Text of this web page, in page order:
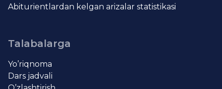
Abiturientlardan kelgan arizalar statistikasi
Talabalarga
Yo’riqnoma
Dars jadvali